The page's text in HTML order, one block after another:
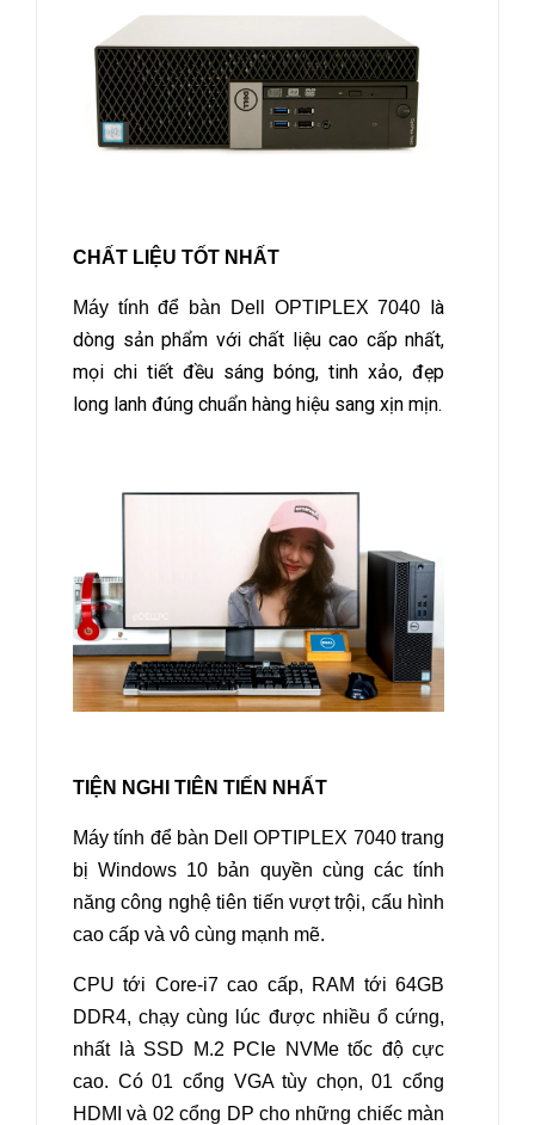
CHẤT LIỆU TỐT NHẤT
Máy tính để bàn Dell OPTIPLEX 7040 là
dòng sản phẩm với chất liệu cao cấp nhất,
mọi chi tiết đều sáng bóng, tinh xảo, đẹp
long lanh đúng chuẩn hàng hiệu sang xịn mịn.
TIỆN NGHI TIÊN TIẾN NHẤT
Máy tính để bàn Dell OPTIPLEX 7040trang
bị Windows 10 bản quyền cùng các tính
năng công nghệ tiên tiến vượt trội, cấu hình
cao cấp và vô cùng mạnh mẽ.
CPU tới Core-i7 cao cấp, RAM tới 64GB
DDR4, chạy cùng lúc được nhiều ổ cứng,
nhất là SSD M.2 PCIe NVMe tốc độ cực
cao. Có 01 cổng VGA tùy chọn, 01 cổng
HDMI và 02 cổng DP cho những chiếc màn